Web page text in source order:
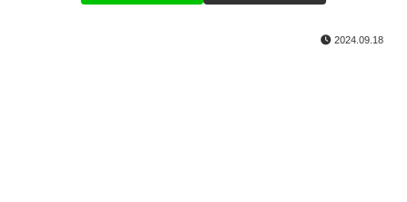
2024.09.18